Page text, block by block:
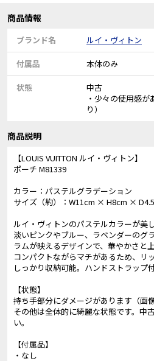
商品情報
ブランド名 ルイ・ヴィトン
付属品 本体のみ
状態
中古
・少々の使用感
り）
商品説明
【LOUIS VUITTON ルイ・ヴィトン】
ポーチ M81339
カラー：パステルグラデーション
サイズ（約）：W11cm × H8cm ×
ルイ・ヴィトンのパステルカラーが美
淡いピンクやブルー、ラベンダーのグ
ラムが映えるデザインで、華やかさと
コンパクトながらマチがあるため、リ
しっかり収納可能。ハンドストラップ
【状態】
持ち手部分にダメージがあります（画像
その他は全体的に綺麗な状態です。中
い。
【付属品】
・なし